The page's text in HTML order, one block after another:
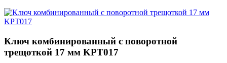
Ключ комбинированный с поворотной
трещоткой 17 мм KPT017